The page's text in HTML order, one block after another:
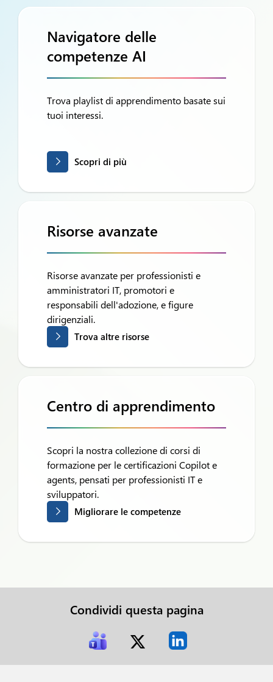
Navigatore delle
competenze AI
Trova playlist di apprendimento basate sui
tuoi interessi.
Scopri di più
Risorse avanzate
Risorse avanzate per professionisti e
amministratori IT, promotori e
responsabili dell'adozione, e figure
dirigenziali.
Trova altre risorse
Centro di apprendimento
Scopri la nostra collezione di corsi di
formazione per le certificazioni Copilot e
agents, pensati per professionisti IT e
sviluppatori.
Migliorare le competenze
Condividi questa pagina